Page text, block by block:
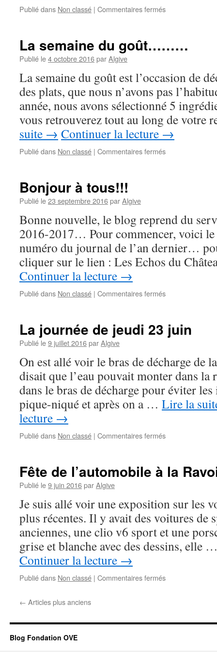
Publié dans Non classé | Commentaires ferméssur
Château
La semaine du goût………
Publié le4 octobre 2016parAlgive
La semaine du goût est l’occasion de
des plats, que nous n’avons pas
année, nous avons sélectionné 5
vous retrouverez tout au long de
suite → Continuer la lecture →
Publié dans Non classé | Commentaires ferméssur
Bonjour à tous!!!
Publié le23 septembre 2016parAlgive
Bonne nouvelle, le blog reprend du
2016-2017… Pour commencer, voici
numéro du journal de l’an dernier…
cliquer sur le lien : Les Echos du
Continuer la lecture →
Publié dans Non classé | Commentaires ferméssur
La journée de jeudi 23 juin
Publié le9 juillet 2016parAlgive
On est allé voir le bras de décharge de
disait que l’eau pouvait monter dans la
dans le bras de décharge pour éviter
pique-niqué et après on a … Lire la
lecture →
Publié dans Non classé | Commentaires ferméssur
jeudi
Fête de l’automobile à la
Publié le9 juin 2016parAlgive
Je suis allé voir une exposition sur les
plus récentes. Il y avait des voitures de
anciennes, une clio v6 sport et une
grise et blanche avec des dessins, elle
Continuer la lecture →
Publié dans Non classé | Commentaires ferméssur
la
← Articles plus anciens
Blog Fondation OVE